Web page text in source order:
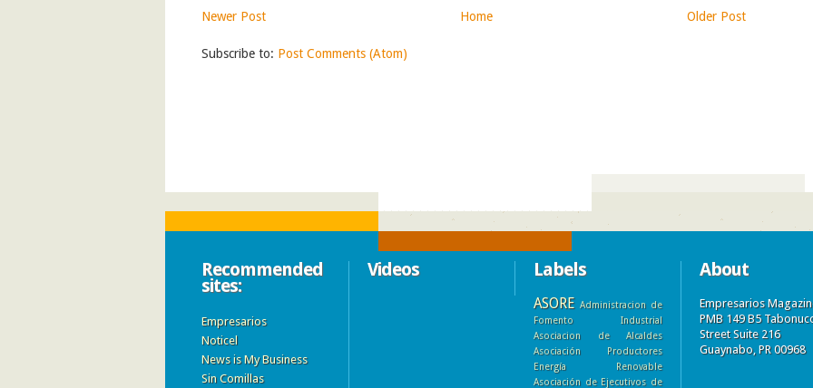
Newer Post Older Post
Home
Subscribe to: Post Comments (Atom)
Recommended
sites:
Empresarios
Noticel
News is My Business
Sin Comillas
Videos Labels
ASORE Administracion de
Fomento Industrial
Asociacion de Alcaldes
Asociación Productores
Energía Renovable
Asociación de Ejecutivos de
About
Empresarios
PMB 149 B5
Street Suite 216
Guaynabo, PR 00968